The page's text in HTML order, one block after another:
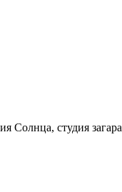
Солнца, студия загара